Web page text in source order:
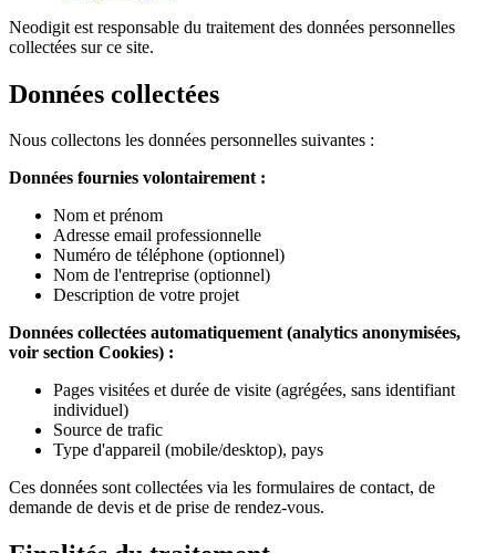
Neodigit est responsable du traitement des données personnelles
collectées sur ce site.
Données collectées
Nous collectons les données personnelles suivantes :
Données fournies volontairement :
Nom et prénom
Adresse email professionnelle
Numéro de téléphone (optionnel)
Nom de l'entreprise (optionnel)
Description de votre projet
Données collectées automatiquement (analytics anonymisées,
voir section Cookies) :
Pages visitées et durée de visite (agrégées, sans identifiant
individuel)
Source de trafic
Type d'appareil (mobile/desktop), pays
Ces données sont collectées via les formulaires de contact, de
demande de devis et de prise de rendez-vous.